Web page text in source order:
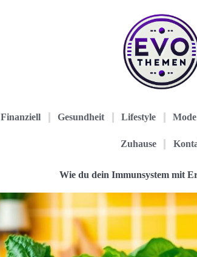
Finanziell Gesundheit Lifestyle Mode
Zuhause
Wie du dein Immunsystem mit